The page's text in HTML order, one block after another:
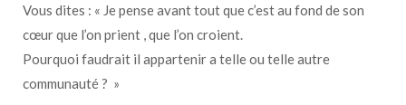
Vous dites : « Je pense avant tout que c’est au fond de son
cœur que l’on prient , que l’on croient.
Pourquoi faudrait il appartenir a telle ou telle autre
communauté ? »